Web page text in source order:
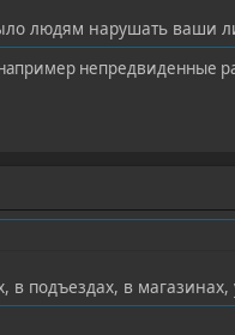
людям нарушать ваши
непредвиденные
в подъездах, в